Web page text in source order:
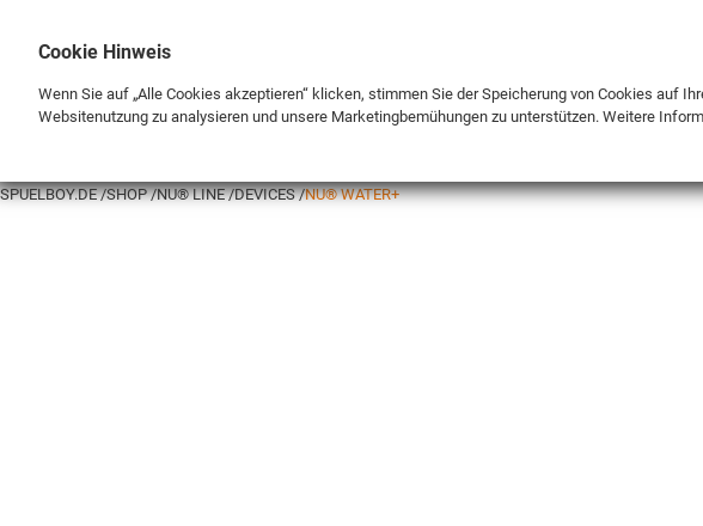
SPUELBOY.DE SHOP NU® LINE DEVICES NU® WATER+
Cookie Hinweis
Wenn Sie auf „Alle Cookies akzeptieren“ klicken, stimmen Sie der Speicherung von Cookies auf
Websitenutzung zu analysieren und unsere Marketingbemühungen zu unterstützen. Weitere